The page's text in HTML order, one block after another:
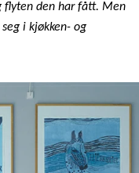
flyten den har fått. Men
i kjøkken- og